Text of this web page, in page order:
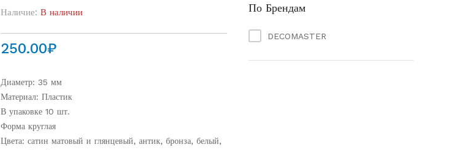
Наличие: В наличии
250.00₽
Диаметр: 35 мм
Материал: Пластик
В упаковке 10 шт.
Форма круглая
Цвета: сатин матовый и глянцевый, антик, бронза, белый,
По Брендам
DECOMASTER